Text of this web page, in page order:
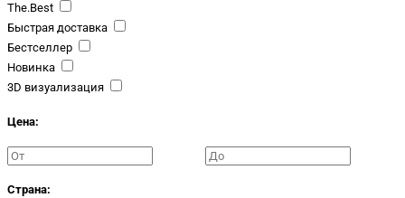
The.Best
Быстрая доставка
Бестселлер
Новинка
3D визуализация
Цена:
Страна: